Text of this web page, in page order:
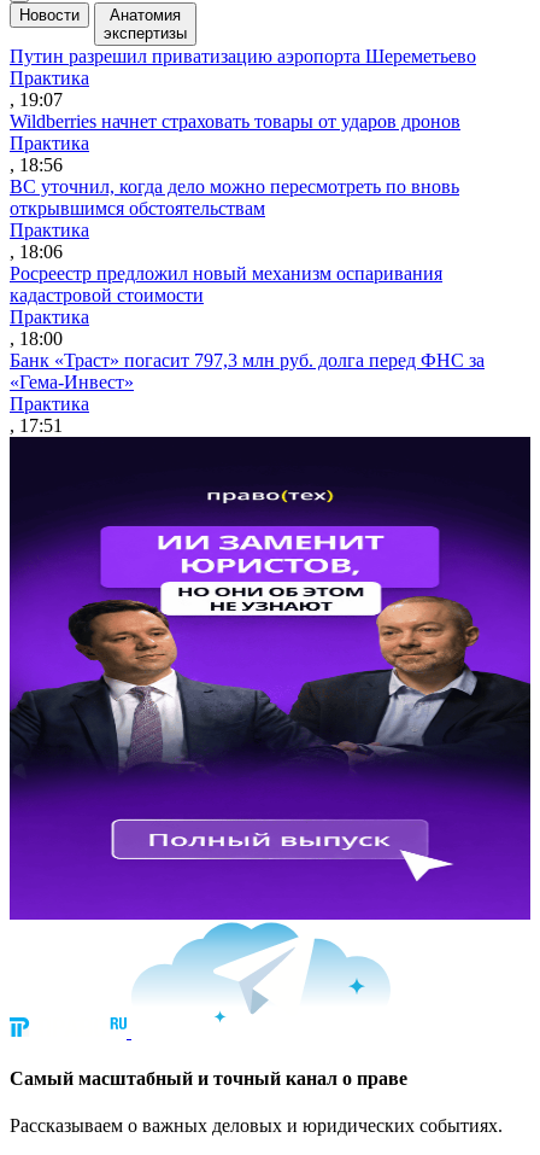
Новости
Анатомия
экспертизы
Путин разрешил приватизацию аэропорта Шереметьево
Практика
, 19:07
Wildberries начнет страховать товары от ударов дронов
Практика
, 18:56
ВС уточнил, когда дело можно пересмотреть по вновь
открывшимся обстоятельствам
Практика
, 18:06
Росреестр предложил новый механизм оспаривания
кадастровой стоимости
Практика
, 18:00
Банк «Траст» погасит 797,3 млн руб. долга перед ФНС за
«Гема-Инвест»
Практика
, 17:51
Cамый масштабный и точный канал о праве
Рассказываем о важных деловых и юридических событиях.